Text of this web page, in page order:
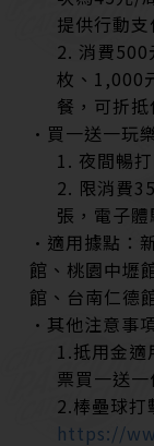
提供行動
2. 消費
枚、1,000
餐，可折抵
•買一送一玩
1. 夜間暢
2. 限消費
張，電子
•適用據點：
館、桃園中壢
館、台南仁德
•其他注意事
1.抵用金適
票買一送
2.棒壘球打
https://